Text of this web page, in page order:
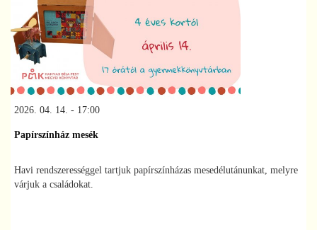
2026. 04. 14. - 17:00
Papírszínház mesék
Havi rendszerességgel tartjuk papírszínházas mesedélutánunkat, melyre
várjuk a családokat.